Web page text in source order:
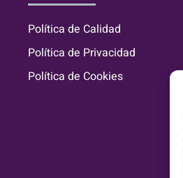
Política de Calidad
Política de Privacidad
Política de Cookies